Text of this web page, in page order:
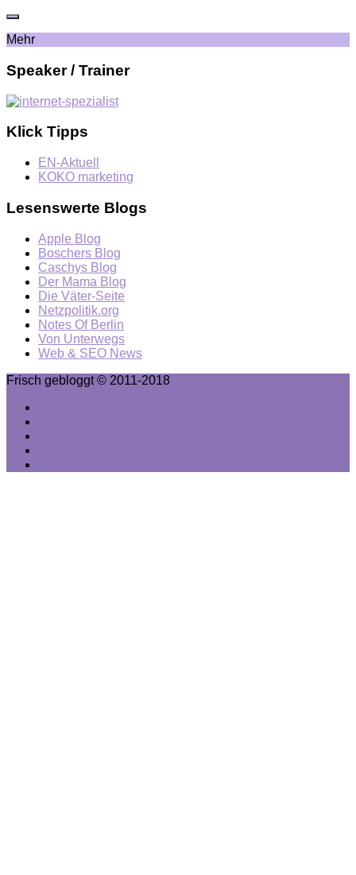
Mehr
Speaker / Trainer
Klick Tipps
EN-Aktuell
KOKO marketing
Lesenswerte Blogs
Apple Blog
Boschers Blog
Caschys Blog
Der Mama Blog
Die Väter-Seite
Netzpolitik.org
Notes Of Berlin
Von Unterwegs
Web & SEO News
Frisch gebloggt © 2011-2018